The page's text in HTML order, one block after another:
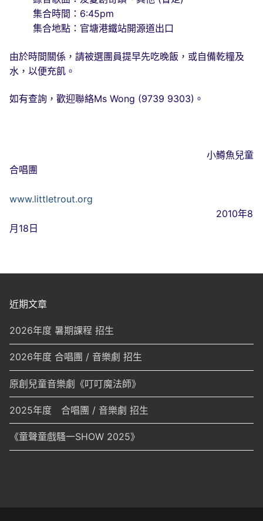
集合時間：6:45pm
集合地點：官塘港鐵站開源道出口
由於時間關係，請被選團員提早先吃晚飯，或自備乾糧及
水，以便充飢。
如有查詢，歡迎聯絡Ms Wong (9739 9303)。
小鱒魚兒童
合唱團
www.littletrout.org
2010年8
月18日
近期文章
2026年度 暑期課程 招生
2026年度 合唱團 / 音樂劇 招生
原創兒童音樂劇《叮叮魔法師》
2025年度 合唱團 / 音樂劇 招生
《童聲童戲騷一SHOW 2025》